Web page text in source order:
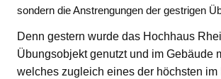
sondern die Anstrengungen der gestrigen
Denn gestern wurde das Hochhaus
Übungsobjekt genutzt und im Gebäude
welches zugleich eines der höchsten im